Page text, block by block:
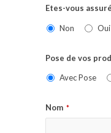
Etes-vous
Non Oui
Pose de vos
Avec Pose
Nom *